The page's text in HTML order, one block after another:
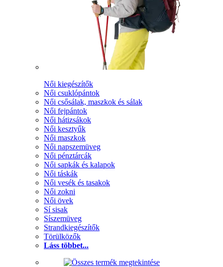
Női kiegészítők
Női csuklópántok
Női csősálak, maszkok és sálak
Női fejpántok
Női hátizsákok
Női kesztyűk
Női maszkok
Női napszemüveg
Női pénztárcák
Női sapkák és kalapok
Női táskák
Női vesék és tasakok
Női zokni
Női övek
Sí sisak
Síszemüveg
Strandkiegészítők
Törülközők
Láss többet...